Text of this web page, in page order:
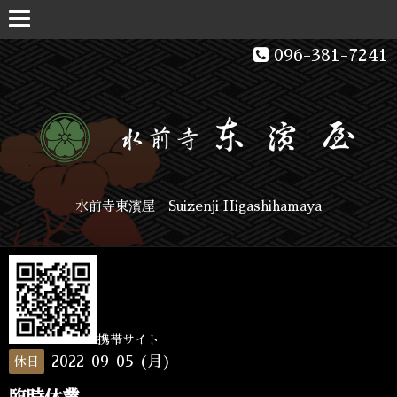
096-381-7241
水前寺東濱屋 Suizenji Higashihamaya
携帯サイト
休日
2022-09-05 (月)